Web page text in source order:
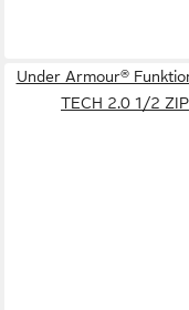
Under Armour®
TECH 2.0 1/2 ZIP